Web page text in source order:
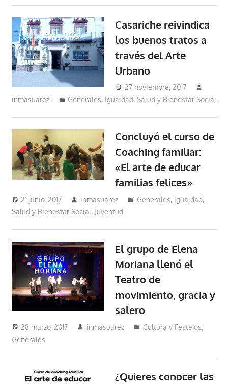
Casariche reivindica
los buenos tratos a
través del Arte
Urbano
27 noviembre, 2017
inmasuarez
Generales, Igualdad, Salud y Bienestar Social
Concluyó el curso de
Coaching familiar:
«El arte de educar
familias felices»
21 junio, 2017 inmasuarez Generales, Igualdad,
Salud y Bienestar Social, Juventud
El grupo de Elena
Moriana llenó el
Teatro de
movimiento, gracia y
salero
28 marzo, 2017 inmasuarez Cultura y Festejos,
Generales
¿Quieres conocer las